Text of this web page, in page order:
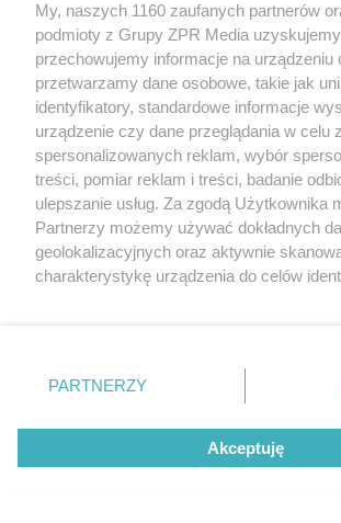
Interwencja w Szczecinie.
odnaleźli w zaroślach
potrzebującego pomocy
My, naszych 1160 zaufanych partnerów
podmioty z Grupy ZPR Media
przechowujemy informacje na urządzeniu
przetwarzamy dane osobowe, takie jak
identyfikatory, standardowe informacje
urządzenie czy dane przeglądania w celu
spersonalizowanych reklam, wybór
treści, pomiar reklam i treści, badanie
ulepszanie usług. Za zgodą Użytkownika
Partnerzy możemy używać dokładnych
geolokalizacyjnych oraz aktywnie
charakterystykę urządzenia do celów
zmienić/wycofać klikając przycisk
znajdujący się w lewym dolnym rogu
rodzaje przetwarzania danych nie
użytkownika, ale masz prawo sprzeciwić
przetwarzaniu. Preferencje będą miały
PARTNERZY
Akceptuję